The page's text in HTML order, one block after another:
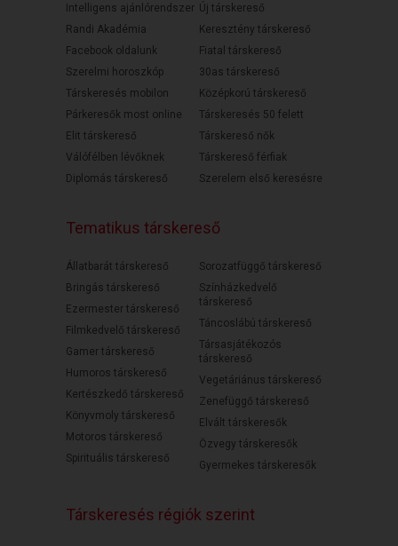
Intelligens ajánlórendszer
Randi Akadémia
Facebook oldalunk
Szerelmi horoszkóp
Társkeresés mobilon
Párkeresők most online
Elit társkereső
Válófélben lévőknek
Diplomás társkereső
Új társkereső
Keresztény társkereső
Fiatal társkereső
30as társkereső
Középkorú társkereső
Társkeresés 50 felett
Társkereső nők
Társkereső férfiak
Szerelem első keresésre
Tematikus társkereső
Állatbarát társkereső
Bringás társkereső
Ezermester társkereső
Filmkedvelő társkereső
Gamer társkereső
Humoros társkereső
Kertészkedő társkereső
Könyvmoly társkereső
Motoros társkereső
Spirituális társkereső
Sorozatfüggő társkereső
Színházkedvelő
társkereső
Táncoslábú társkereső
Társasjátékozós
társkereső
Vegetáriánus társkereső
Zenefüggő társkereső
Elvált társkeresők
Özvegy társkeresők
Gyermekes társkeresők
Társkeresés régiók szerint